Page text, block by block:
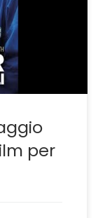
a suo
le-
fragile-fatto-
per